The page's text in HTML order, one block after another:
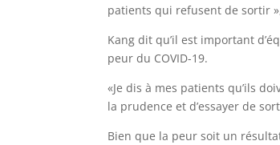
patients qui refusent de sortir
Kang dit qu’il est important
peur du COVID-19.
«Je dis à mes patients qu’ils
la prudence et d’essayer de
Bien que la peur soit un